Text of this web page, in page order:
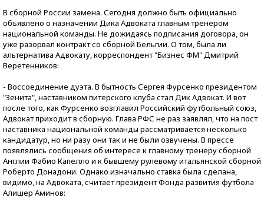
В сборной России замена. Сегодня должно быть официально
объявлено о назначении Дика Адвоката главным тренером
национальной команды. Не дожидаясь подписания договора, он
уже разорвал контракт со сборной Бельгии. О том, была ли
альтернатива Адвокату, корреспондент "Бизнес ФМ" Дмитрий
Веретенников:
- Воссоединение дуэта. В бытность Сергея Фурсенко президентом
"Зенита", наставником питерского клуба стал Дик Адвокат. И вот
после того, как Фурсенко возглавил Российский футбольный союз,
Адвокат приходит в сборную. Глава РФС не раз заявлял, что на пост
наставника национальной команды рассматривается несколько
кандидатур, но ни разу они так и не были озвучены. В прессе
появлялись сообщения об интересе к главному тренеру сборной
Англии Фабио Капелло и к бывшему рулевому итальянской сборной
Роберто Донадони. Однако изначально ставка была сделана,
видимо, на Адвоката, считает президент Фонда развития футбола
Алишер Аминов: